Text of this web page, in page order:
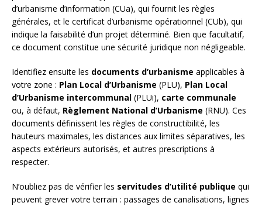
d’urbanisme d’information (CUa), qui fournit les règles
générales, et le certificat d’urbanisme opérationnel (CUb), qui
indique la faisabilité d’un projet déterminé. Bien que facultatif,
ce document constitue une sécurité juridique non négligeable.
Identifiez ensuite les documents d’urbanisme applicables à
votre zone : Plan Local d’Urbanisme (PLU), Plan Local
d’Urbanisme intercommunal (PLUi), carte communale
ou, à défaut, Règlement National d’Urbanisme (RNU). Ces
documents définissent les règles de constructibilité, les
hauteurs maximales, les distances aux limites séparatives, les
aspects extérieurs autorisés, et autres prescriptions à
respecter.
N’oubliez pas de vérifier les servitudes d’utilité publique qui
peuvent grever votre terrain : passages de canalisations, lignes